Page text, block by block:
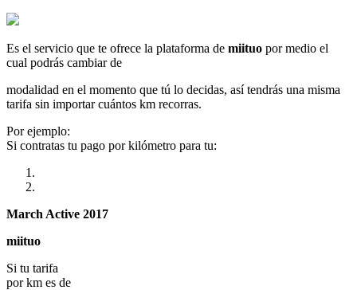
Es el servicio que te ofrece la plataforma de miituo por medio el
cual podrás cambiar de
modalidad en el momento que tú lo decidas, así tendrás una misma
tarifa sin importar cuántos km recorras.
Por ejemplo:
Si contratas tu pago por kilómetro para tu:
March Active 2017
miituo
Si tu tarifa
por km es de